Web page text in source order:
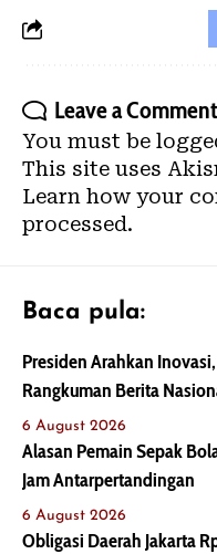
Leave a Comment
You must be
This site uses
Learn how your
processed.
Baca pula:
Presiden Arahkan
Rangkuman Berita
6 August 2026
Alasan Pemain Sepak
Jam Antarpertandingan
6 August 2026
Obligasi Daerah Jakarta